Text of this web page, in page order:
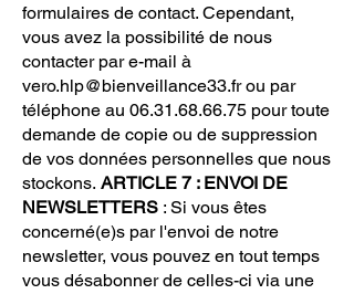
formulaires de contact. Cependant,
vous avez la possibilité de nous
contacter par e-mail à
vero.hlp@bienveillance33.frou par
téléphone au 06.31.68.66.75 pour toute
demande de copie ou de suppression
de vos données personnelles que nous
stockons. ARTICLE 7 : ENVOI DE
NEWSLETTERS : Si vous êtes
concerné(e)s par l'envoi de notre
newsletter, vous pouvez en tout temps
vous désabonner de celles-ci via une